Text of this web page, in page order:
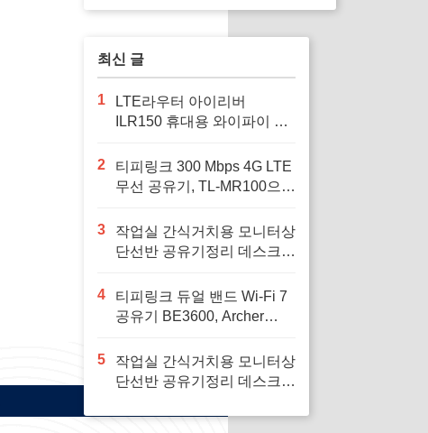
최신 글
1
LTE라우터 아이리버
ILR150 휴대용 와이파이 공
중 안정적인 인터넷 연결을
위해
2
티피링크 300 Mbps 4G LTE
무선 공유기, TL-MR100으로
축하세요
3
작업실 간식거치용 모니터상
단선반 공유기정리 데스크꾸
업 공간을 깔끔하게 정리하
고 싶은 사람에게 필요하다
4
티피링크 듀얼 밴드 Wi-Fi 7
공유기 BE3600, Archer
넷 속도를 혁신하세요
5
작업실 간식거치용 모니터상
단선반 공유기정리 데스크꾸
택 근무 공간을 효율적으로